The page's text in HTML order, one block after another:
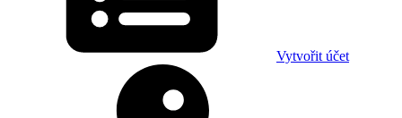
Vytvořit účet